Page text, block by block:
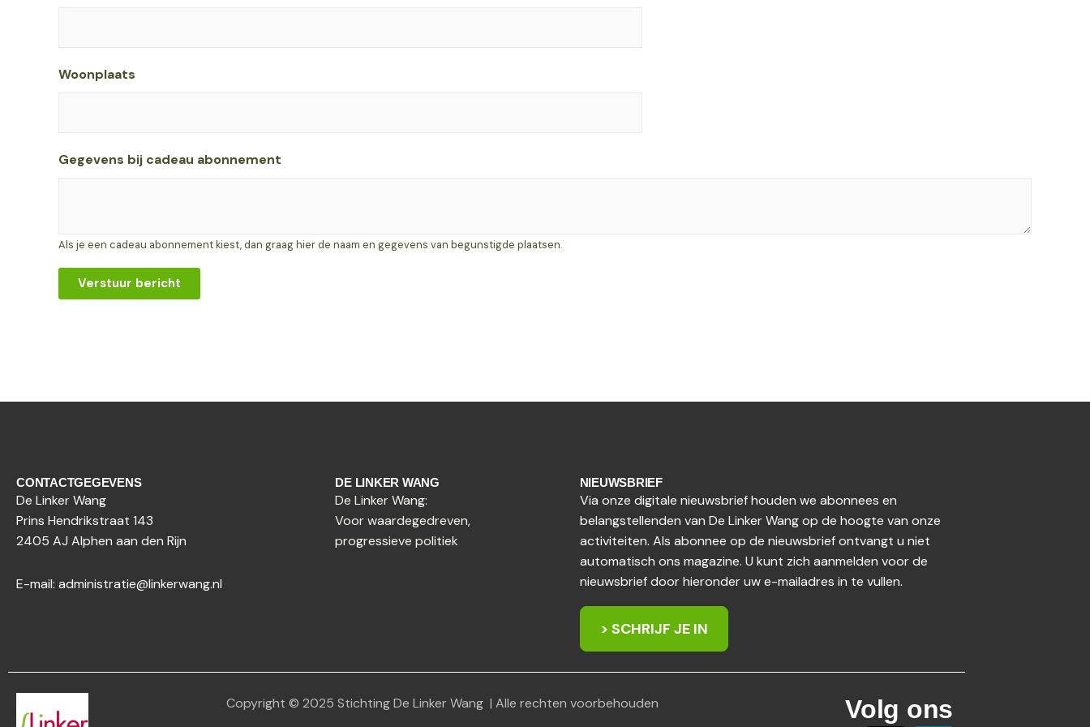
S
t
m
Woonplaats
Gegevens bij cadeau abonnement
Als je een cadeau abonnement kiest, dan graag hier de naam en gegevens van begunstigde plaatsen.
Verstuur bericht
CONTACTGEGEVENS
De Linker Wang
Prins Hendrikstraat 143
2405 AJ Alphen aan den Rijn
E-mail: administratie@linkerwang.nl
DE LINKER WANG
De Linker Wang:
Voor waardegedreven,
progressieve politiek
NIEUWSBRIEF
Via onze digitale nieuwsbrief houden we abonnees en
belangstellenden van De Linker Wang op de hoogte van onze
activiteiten. Als abonnee op de nieuwsbrief ontvangt u niet
automatisch ons magazine. U kunt zich aanmelden voor de
nieuwsbrief door hieronder uw e-mailadres in te vullen.
> SCHRIJF JE IN
Copyright © 2025 Stichting De Linker Wang | Alle rechten voorbehouden Volg ons